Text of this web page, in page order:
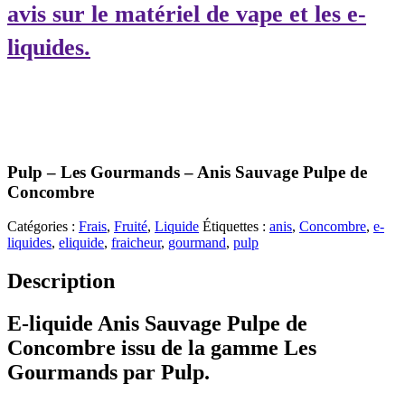
avis sur le matériel de vape et les e-
liquides.
Pulp – Les Gourmands – Anis Sauvage Pulpe de
Concombre
Catégories : Frais, Fruité, Liquide Étiquettes : anis, Concombre, e-
liquides, eliquide, fraicheur, gourmand, pulp
Description
E-liquide Anis Sauvage Pulpe de
Concombre issu de la gamme Les
Gourmands par Pulp.